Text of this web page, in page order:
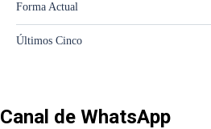
Canal de WhatsApp